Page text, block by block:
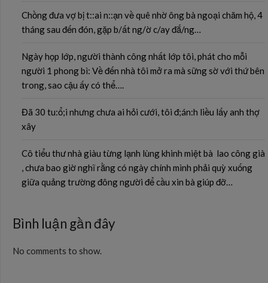
Chồng đưa vợ bị t::ai n::ạn về quê nhờ ông bà ngoại chăm hộ, 4
tháng sau đến đón, gặp b/ất ng/ờ c/ay đắ/ng…
Ngày họp lớp, người thành công nhất lớp tôi, phát cho mỗi
người 1 phong bì: Về đến nhà tôi mở ra mà sững sờ với thứ bên
trong, sao cậu ấy có thể….
Đã 30 tu:ổ;i nhưng chưa ai hỏi cưới, tôi đ;án:h liều lấy anh thợ
xây
Cô tiểu thư nhà giàu từng lạnh lùng khinh miệt bà lao công già
, chưa bao giờ nghĩ rằng có ngày chính mình phải quỳ xuống
giữa quảng trường đông người để cầu xin bà giúp đỡ…
Bình luận gần đây
No comments to show.